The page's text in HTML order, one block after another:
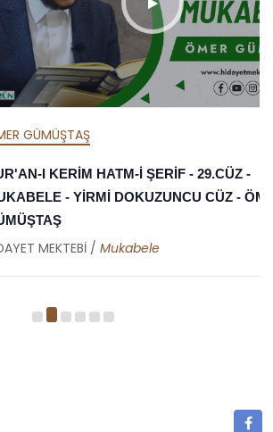
HD
HATM-İ ŞERİF - 29.CÜZ -
DOKUZUNCU CÜZ - ÖMER
/Mukabele